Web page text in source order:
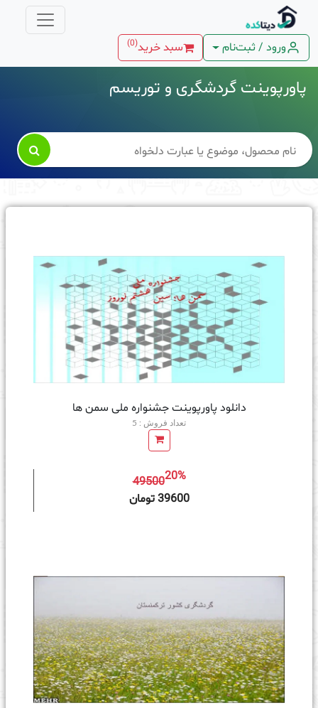
ورود / ثبت‌نام سبد خرید(
0
)
پاورپوینت گردشگری و توریسم

دانلود پاورپوینت جشنواره ملی سمن ها
تعداد فروش : 5
4950020%
39600 تومان